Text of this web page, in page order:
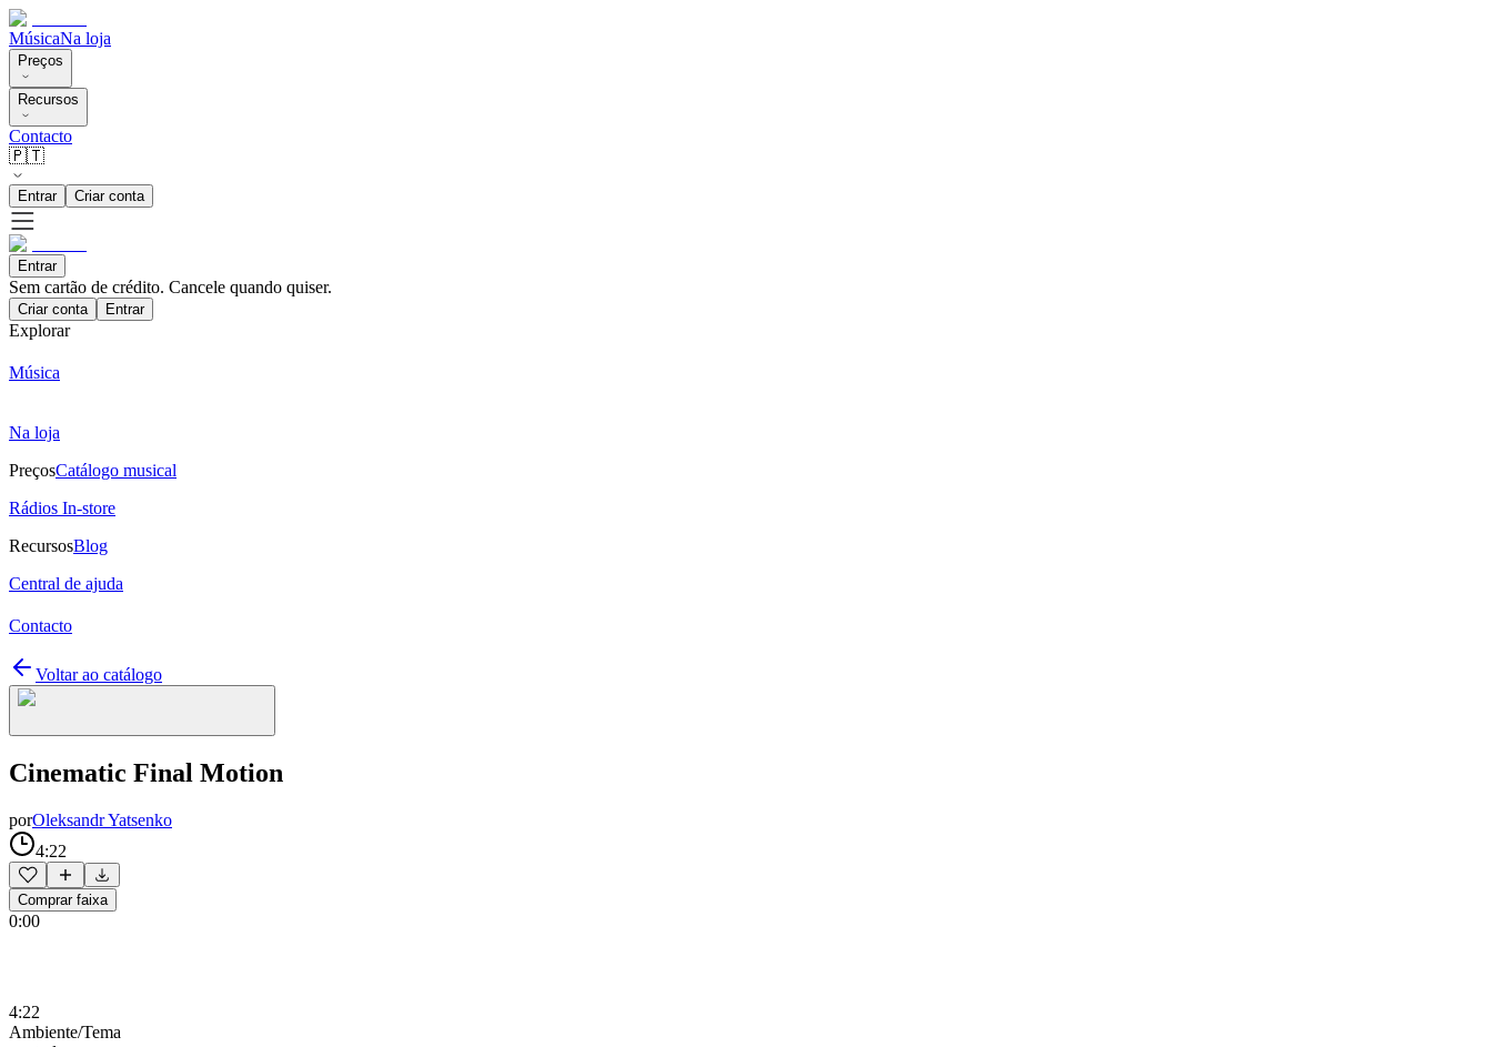
MúsicaNa loja
Preços
Recursos
Contacto
🇵🇹
Entrar Criar conta
Entrar
Sem cartão de crédito. Cancele quando quiser.
Criar conta Entrar
Explorar
Música
Na loja
PreçosCatálogo musical
Rádios In-store
RecursosBlog
Central de ajuda
Contacto
Voltar ao catálogo
Cinematic Final Motion
porOleksandr Yatsenko
4:22
Comprar faixa
0:00
4:22
Ambiente/Tema